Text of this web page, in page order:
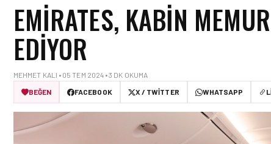
EMIRATES, KABIN
EDIYOR
MEHMET KALI • 05 TEM 2024 • 3 DK OKUMA
BEĞEN
FACEBOOK X / TWITTER WHATSAPP